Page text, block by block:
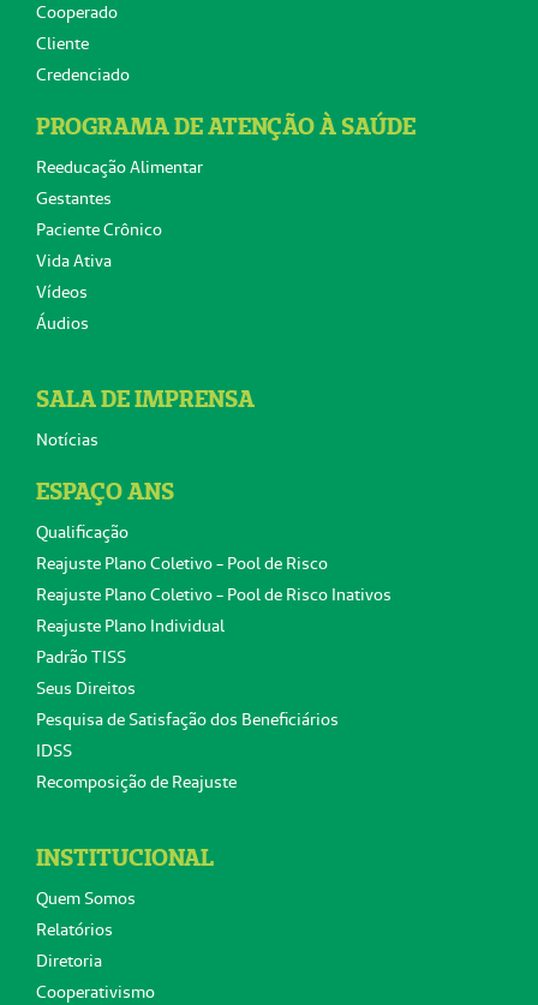
Cooperado
Cliente
Credenciado
PROGRAMA DE ATENÇÃO À SAÚDE
Reeducação Alimentar
Gestantes
Paciente Crônico
Vida Ativa
Vídeos
Áudios
SALA DE IMPRENSA
Notícias
ESPAÇO ANS
Qualificação
Reajuste Plano Coletivo - Pool de Risco
Reajuste Plano Coletivo - Pool de Risco Inativos
Reajuste Plano Individual
Padrão TISS
Seus Direitos
Pesquisa de Satisfação dos Beneficiários
IDSS
Recomposição de Reajuste
INSTITUCIONAL
Quem Somos
Relatórios
Diretoria
Cooperativismo